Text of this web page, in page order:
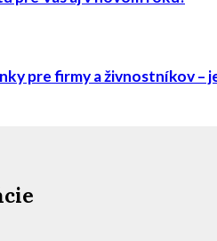
pre firmy a živnostníkov –